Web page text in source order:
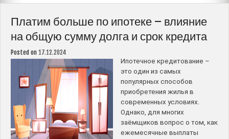
году
–
советы
и
рекомендации”
Платим больше по ипотеке – влияние
на общую сумму долга и срок кредита
Posted on 17.12.2024
Ипотечное кредитование –
это один из самых
популярных способов
приобретения жилья в
современных условиях.
Однако, для многих
заёмщиков вопрос о том, как
ежемесячные выплаты